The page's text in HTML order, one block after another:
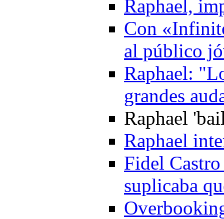
Raphael,
Con
al público
Raphael:
grandes
Raphael
Raphael
Fidel
suplicaba